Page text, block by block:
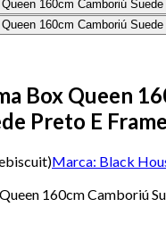
Box Queen
Preto E Frame
)Marca: Black
160cm Camboriú